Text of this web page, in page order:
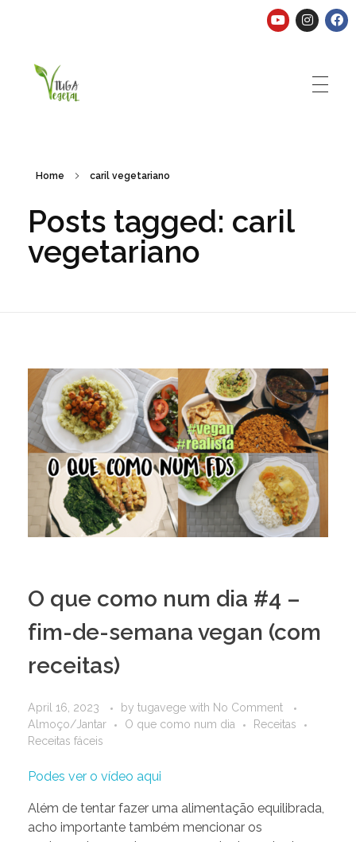
Home caril vegetariano
Posts tagged: caril
vegetariano
O que como num dia #4 –
fim-de-semana vegan (com
receitas)
April 16, 2023 by tugavege with No Comment
Almoço/Jantar
O que como num dia
Receitas
Receitas fáceis
Podes ver o vídeo aqui
Além de tentar fazer uma alimentação equilibrada,
acho importante também mencionar os